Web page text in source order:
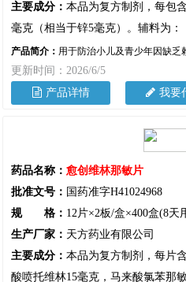
主要成分： 本品为复方制剂，每包
毫克（相当于锌5毫克）。辅料为：
产品简介： 用于防治小儿及青少年因缺乏
更新时间：2026/6/5
产品详情
我要
药品名称： 愈创维林那敏片
批准文号： 国药准字H41024968
规 格： 12片×2板/盒×400盒(8天
生产厂家： 天方药业有限公司
主要成分： 本品为复方制剂，每片
酸喷托维林15毫克，马来酸氯苯那